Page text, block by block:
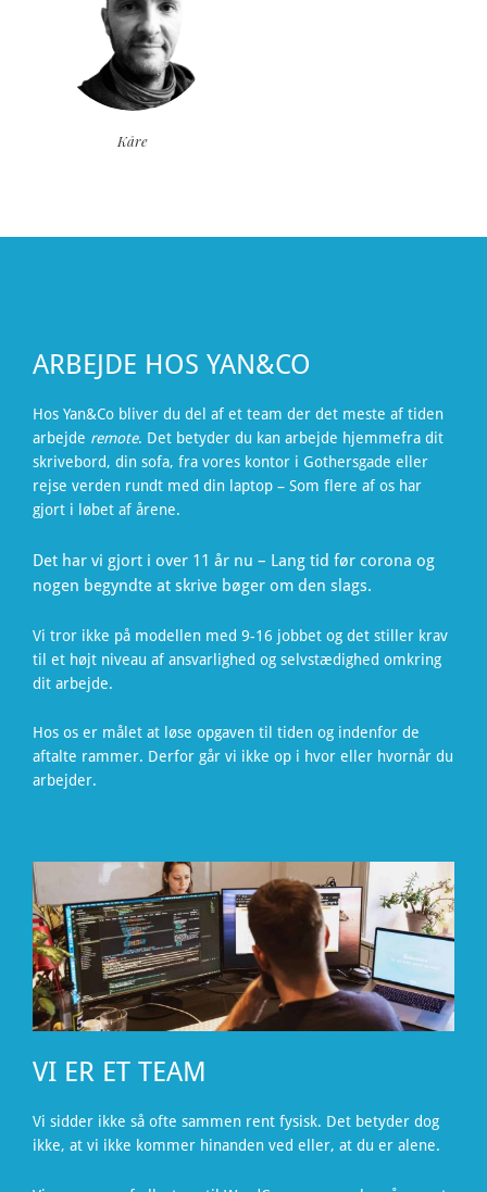
Kåre
ARBEJDE HOS YAN&CO
Hos Yan&Co bliver du del af et team der det meste af tiden
arbejde remote. Det betyder du kan arbejde hjemmefra dit
skrivebord, din sofa, fra vores kontor i Gothersgade eller
rejse verden rundt med din laptop – Som flere af os har
gjort i løbet af årene.
Det har vi gjort i over 11 år nu – Lang tid før corona og
nogen begyndte at skrive bøger om den slags.
Vi tror ikke på modellen med 9-16 jobbet og det stiller krav
til et højt niveau af ansvarlighed og selvstædighed omkring
dit arbejde.
Hos os er målet at løse opgaven til tiden og indenfor de
aftalte rammer. Derfor går vi ikke op i hvor eller hvornår du
arbejder.
VI ER ET TEAM
Vi sidder ikke så ofte sammen rent fysisk. Det betyder dog
ikke, at vi ikke kommer hinanden ved eller, at du er alene.